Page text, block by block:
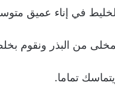
في إناء عميق
من البذر ونقوم
تماما.